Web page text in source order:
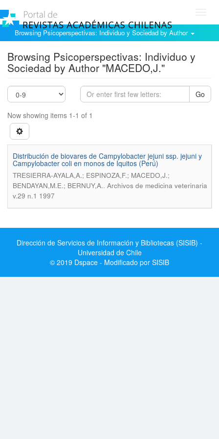
Browsing Psicoperspectivas: Individuo y Sociedad by Author
Browsing Psicoperspectivas: Individuo y
Sociedad by Author "MACEDO,J."
Go
Now showing items 1-1 of 1
Distribución de biovares de Campylobacter jejuni ssp. jejuni y
Campylobacter coli en monos de Iquitos (Perú)
TRESIERRA-AYALA,A.; ESPINOZA,F.; MACEDO,J.;
BENDAYAN,M.E.; BERNUY,A.. Archivos de medicina veterinaria
v.29 n.1 1997
Dirección de Servicios de Información y Bibliotecas (SISIB) -
Universidad de Chile
© 2019 Dspace - Modificado por SISIB